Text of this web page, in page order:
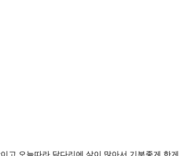
고 오늘따라 닭다리에 살이 많아서 기분좋게 한게